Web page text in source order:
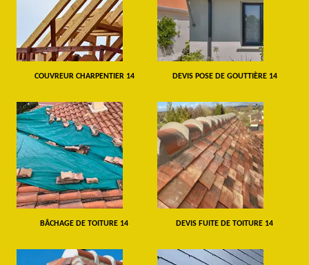
COUVREUR CHARPENTIER 14 DEVIS POSE DE GOUTTIÈRE 14
BÂCHAGE DE TOITURE 14 DEVIS FUITE DE TOITURE 14